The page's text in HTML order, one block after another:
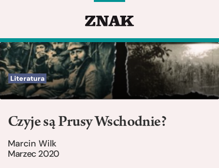
Literatura
Czyje są Prusy Wschodnie?
Marcin Wilk
Marzec 2020